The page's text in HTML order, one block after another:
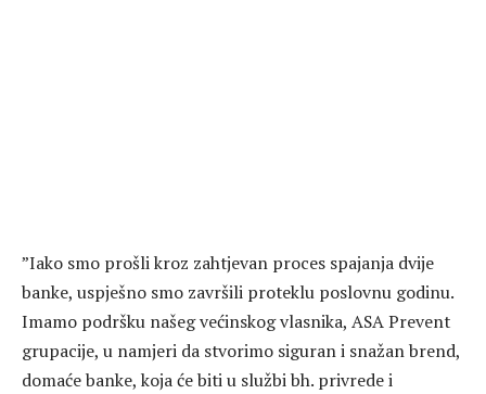
”Iako smo prošli kroz zahtjevan proces spajanja dvije
banke, uspješno smo završili proteklu poslovnu godinu.
Imamo podršku našeg većinskog vlasnika, ASA Prevent
grupacije, u namjeri da stvorimo siguran i snažan brend,
domaće banke, koja će biti u službi bh. privrede i